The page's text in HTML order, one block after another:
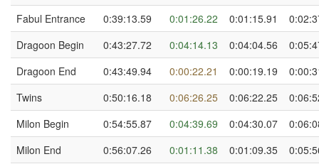
Fabul Entrance
0:39:13.59 0:01:26.22 0:01:15.91
Dragoon Begin
0:43:27.72 0:04:14.13 0:04:04.56
Dragoon End
0:43:49.94 0:00:22.21 0:00:19.19
Twins
0:50:16.18 0:06:26.25 0:06:22.25
Milon Begin
0:54:55.87 0:04:39.69 0:04:30.07
Milon End
0:56:07.26 0:01:11.38 0:01:09.35